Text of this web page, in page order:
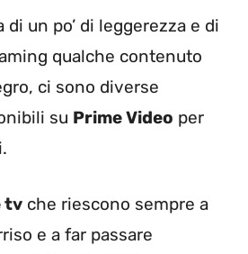
un po’ di leggerezza e di
qualche contenuto
ci sono diverse
su Prime Video per
tv che riescono sempre a
e a far passare